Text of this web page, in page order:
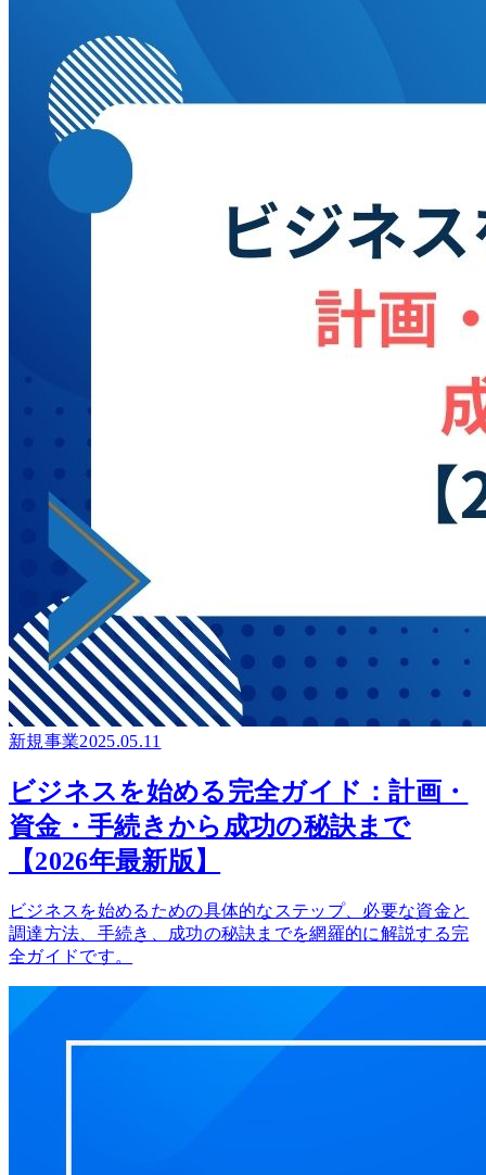
新規事業2025.05.11
ビジネスを始める完全ガイド：計画・
資金・手続きから成功の秘訣まで
【2026年最新版】
ビジネスを始めるための具体的なステップ、必要な資金と
調達方法、手続き、成功の秘訣までを網羅的に解説する完
全ガイドです。